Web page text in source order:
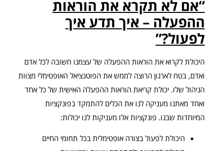
“אם לא תקרא את הוראות
ההפעלה – איך תדע איך
לפעול?”
היכולת לקרוא את הוראות ההפעלה של עצמנו חשובה לכל אדם
ואדם, בטח לארגון הרוצה לממש את הפוטנציאל האופטימלי מצוות
הניהול שלו. יכולת קריאת הוראות ההפעלה האישית של כל אחד
ואחד מאתנו מעניקה לנו את הכלים להתמקד בפונקציות
המיוחדות שבנו. פונקציות אלו מעניקות לנו יכולות:
היכולת לפעול בצורה אופטימלית בכל תחומי החיים